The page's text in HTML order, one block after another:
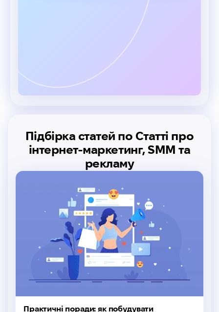
Підбірка статей по Статті про
інтернет-маркетинг, SMM та
рекламу
Практичні поради: як побудувати